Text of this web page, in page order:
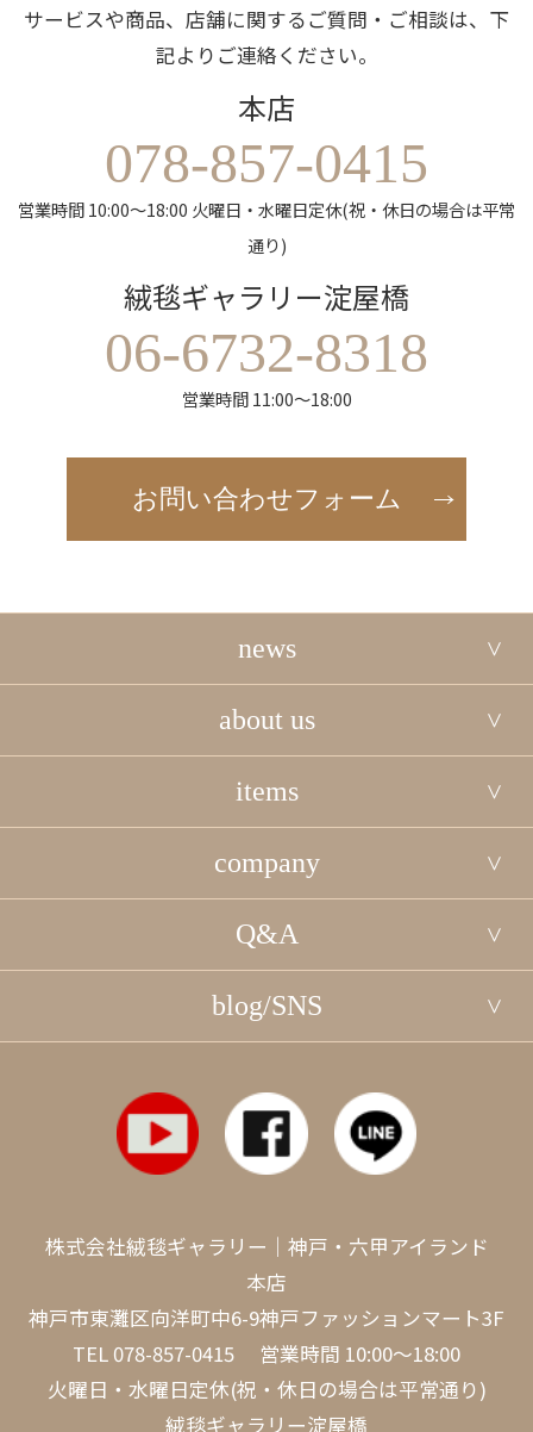
サービスや商品、店舗に関するご質問・ご相談は、下
記よりご連絡ください。
本店
078-857-0415
営業時間 10:00～18:00 火曜日・水曜日定休(祝・休日の場合は平常
通り)
絨毯ギャラリー淀屋橋
06-6732-8318
営業時間 11:00～18:00
お問い合わせフォーム
news
about us
items
company
Q&A
blog/SNS
株式会社絨毯ギャラリー｜神戸・六甲アイランド
本店
神戸市東灘区向洋町中6-9神戸ファッションマート3F
TEL 078-857-0415 営業時間 10:00～18:00
火曜日・水曜日定休(祝・休日の場合は平常通り)
絨毯ギャラリー淀屋橋